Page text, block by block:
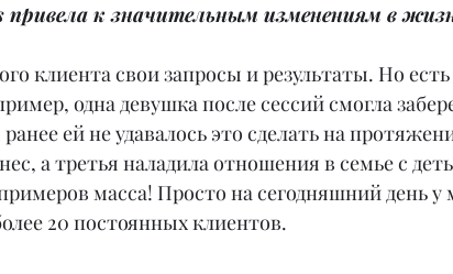
привела к значительным изменениям в
клиента свои запросы и результаты. Но
одна девушка после сессий смогла
ей не удавалось это сделать на
а третья наладила отношения в семье с
масса! Просто на сегодняшний день у
20 постоянных клиентов.